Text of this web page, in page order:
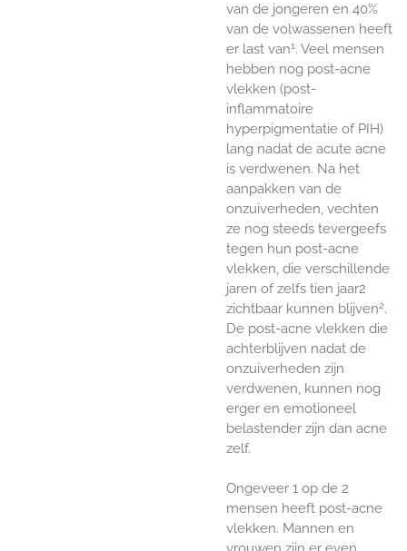
van de jongeren en 40%
van de volwassenen heeft
er last van1 . Veel mensen
hebben nog post-acne
vlekken (post-
inflammatoire
hyperpigmentatie of PIH)
lang nadat de acute acne
is verdwenen. Na het
aanpakken van de
onzuiverheden, vechten
ze nog steeds tevergeefs
tegen hun post-acne
vlekken, die verschillende
jaren of zelfs tien jaar2
zichtbaar kunnen blijven2.
De post-acne vlekken die
achterblijven nadat de
onzuiverheden zijn
verdwenen, kunnen nog
erger en emotioneel
belastender zijn dan acne
zelf.
Ongeveer 1 op de 2
mensen heeft post-acne
vlekken. Mannen en